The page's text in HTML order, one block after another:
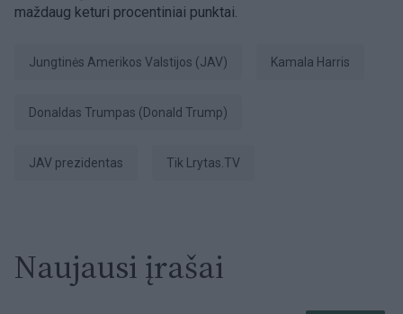
maždaug keturi procentiniai punktai.
Jungtinės Amerikos Valstijos (JAV) Kamala Harris
Donaldas Trumpas (Donald Trump)
JAV prezidentas tik Lrytas.TV
Naujausi įrašai